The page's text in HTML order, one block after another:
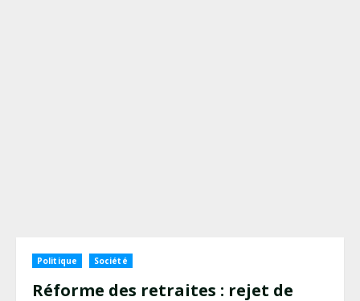
Politique Société
Réforme des retraites : rejet de